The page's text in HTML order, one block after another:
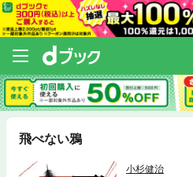
飛べない鴉
小杉健治